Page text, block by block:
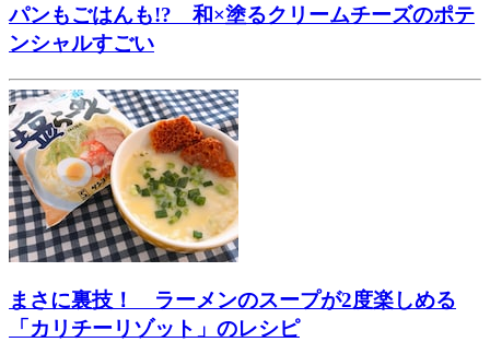
パンもごはんも!? 和×塗るクリームチーズのポテ
ンシャルすごい
まさに裏技！ ラーメンのスープが2度楽しめる
「カリチーリゾット」のレシピ